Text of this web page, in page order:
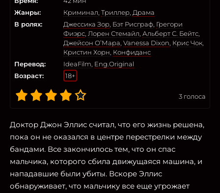
Жанры:
Криминал Триллер Драма
В ролях:
Джессика Зор Бэт Рисграф Грегори
Фиэрс Лорен Стемайл Альберт С. Бейтс
Джейсон О’Мара Vanessa Dixon Крис Чок
Кристин Хорн Конфиданс
Перевод:
IdeaFilm Eng.Original
Возраст:
18+
3 голоса
Доктор Джон Эллис считал, что его жизнь решена,
пока он не оказался в центре перестрелки между
бандами. Все закончилось тем, что он спас
мальчика, которого сбила движущаяся машина, и
нападавшие были убиты. Вскоре Эллис
обнаруживает, что мальчику все еще угрожает